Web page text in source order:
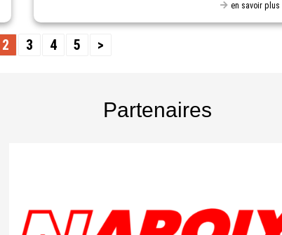
en savoir plus
2 3 4 5 >
Partenaires